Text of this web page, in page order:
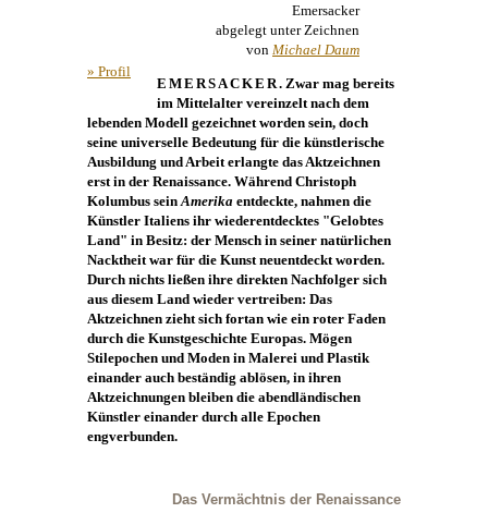
Emersacker
abgelegt unter Zeichnen
von Michael Daum
» Profil
EMERSACKER. Zwar mag bereits
im Mittelalter vereinzelt nach dem
lebenden Modell gezeichnet worden sein, doch
seine universelle Bedeutung für die künstlerische
Ausbildung und Arbeit erlangte das Aktzeichnen
erst in der Renaissance. Während Christoph
Kolumbus sein Amerika entdeckte, nahmen die
Künstler Italiens ihr wiederentdecktes "Gelobtes
Land" in Besitz: der Mensch in seiner natürlichen
Nacktheit war für die Kunst neuentdeckt worden.
Durch nichts ließen ihre direkten Nachfolger sich
aus diesem Land wieder vertreiben: Das
Aktzeichnen zieht sich fortan wie ein roter Faden
durch die Kunstgeschichte Europas. Mögen
Stilepochen und Moden in Malerei und Plastik
einander auch beständig ablösen, in ihren
Aktzeichnungen bleiben die abendländischen
Künstler einander durch alle Epochen
engverbunden.
Das Vermächtnis der Renaissance